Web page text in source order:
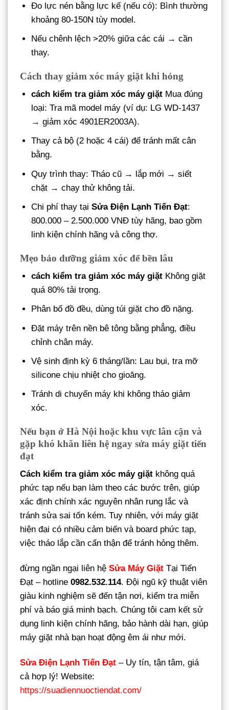
Đo lực nén bằng lực kế (nếu có): Bình thường
khoảng 80-150N tùy model.
Nếu chênh lệch >20% giữa các cái → cần
thay.
Cách thay giảm xóc máy giặt khi hỏng
cách kiểm tra giảm xóc máy giặt Mua đúng
loại: Tra mã model máy (ví dụ: LG WD-1437
→ giảm xóc 4901ER2003A).
Thay cả bộ (2 hoặc 4 cái) để tránh mất cân
bằng.
Quy trình thay: Tháo cũ → lắp mới → siết
chặt → chạy thử không tải.
Chi phí thay tạiSửa Điện Lạnh Tiến Đạt:
800.000 – 2.500.000 VNĐ tùy hãng, bao gồm
linh kiện chính hãng và công thợ.
Mẹo bảo dưỡng giảm xóc để bền lâu
cách kiểm tra giảm xóc máy giặt Không giặt
quá 80% tải trọng.
Phân bố đồ đều, dùng túi giặt cho đồ nặng.
Đặt máy trên nền bê tông bằng phẳng, điều
chỉnh chân máy.
Vệ sinh định kỳ 6 tháng/lần: Lau bụi, tra mỡ
silicone chịu nhiệt cho gioăng.
Tránh di chuyển máy khi không tháo giảm
xóc.
Nếu bạn ở Hà Nội hoặc khu vực lân cận và
gặp khó khăn liên hệ ngay sửa máy giặt tiến
đạt
Cách kiểm tra giảm xóc máy giặt không quá
phức tạp nếu bạn làm theo các bước trên, giúp
xác định chính xác nguyên nhân rung lắc và
tránh sửa sai tốn kém. Tuy nhiên, với máy giặt
hiện đại có nhiều cảm biến và board phức tạp,
việc tháo lắp cần cẩn thận để tránh hỏng thêm.
đừng ngần ngại liên hệ Sửa Máy Giặt Tại Tiến
Đạt – hotline 0982.532.114. Đội ngũ kỹ thuật viên
giàu kinh nghiệm sẽ đến tận nơi, kiểm tra miễn
phí và báo giá minh bạch. Chúng tôi cam kết sử
dụng linh kiện chính hãng, bảo hành dài hạn, giúp
máy giặt nhà bạn hoạt động êm ái như mới.
Sửa Điện Lạnh Tiến Đạt – Uy tín, tận tâm, giá
cả hợp lý! Website:
https://suadiennuoctiendat.com/